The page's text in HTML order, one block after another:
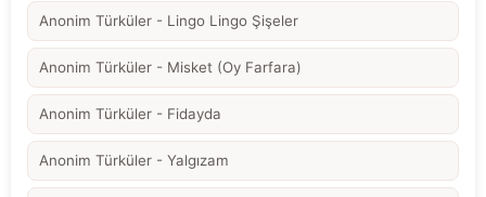
Anonim Türküler - Lingo Lingo Şişeler
Anonim Türküler - Misket (Oy Farfara)
Anonim Türküler - Fidayda
Anonim Türküler - Yalgızam